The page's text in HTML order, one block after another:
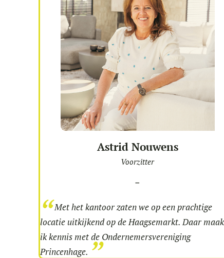
Astrid Nouwens
Voorzitter
–
Met het kantoor zaten we op een prachtige
locatie uitkijkend op de Haagsemarkt. Daar
ik kennis met de Ondernemersvereniging
Princenhage.